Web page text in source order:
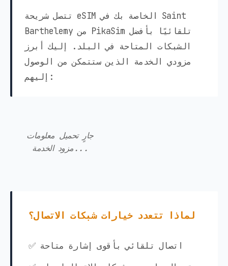
تتصل شريحة eSIM الخاصة بك في Saint
Barthelemy من PikaSim تلقائيًا بأفضل
الشبكات المتاحة في البلد. إليك أبرز
مزودي الخدمة الذين ستتمكن من الوصول
إليهم:
جارٍ تحميل معلومات
مزود الخدمة...
لماذا تتعدد خيارات شبكات الاتصال؟
✅ اتصال تلقائي بأقوى إشارة متاحة